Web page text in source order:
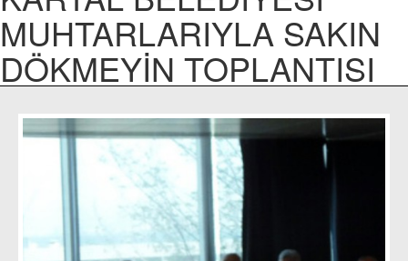
MUHTARLARIYLA SAKIN
DÖKMEYİN TOPLANTISI